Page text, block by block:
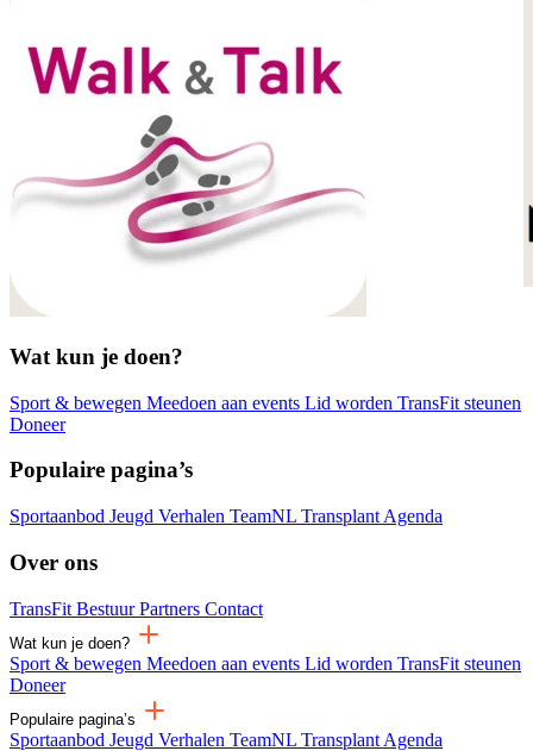
Wat kun je doen?
Sport & bewegen Meedoen aan events Lid worden TransFit steunen
Doneer
Populaire pagina’s
Sportaanbod Jeugd Verhalen TeamNL Transplant Agenda
Over ons
TransFit BestuurPartners Contact
Wat kun je doen?
Sport & bewegen Meedoen aan events Lid worden TransFit steunen
Doneer
Populaire pagina’s
Sportaanbod Jeugd Verhalen TeamNL Transplant Agenda